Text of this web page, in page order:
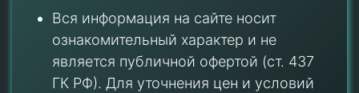
Вся информация на сайте носит
ознакомительный характер и не
является публичной офертой (ст. 437
ГК РФ). Для уточнения цен и условий